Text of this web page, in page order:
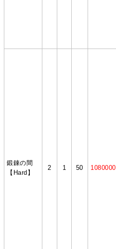
鍛錬の間
【Hard】
2 1 50 1080000